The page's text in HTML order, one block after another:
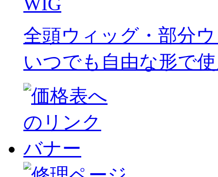
全頭ウィッグ・部分
いつでも自由な形で